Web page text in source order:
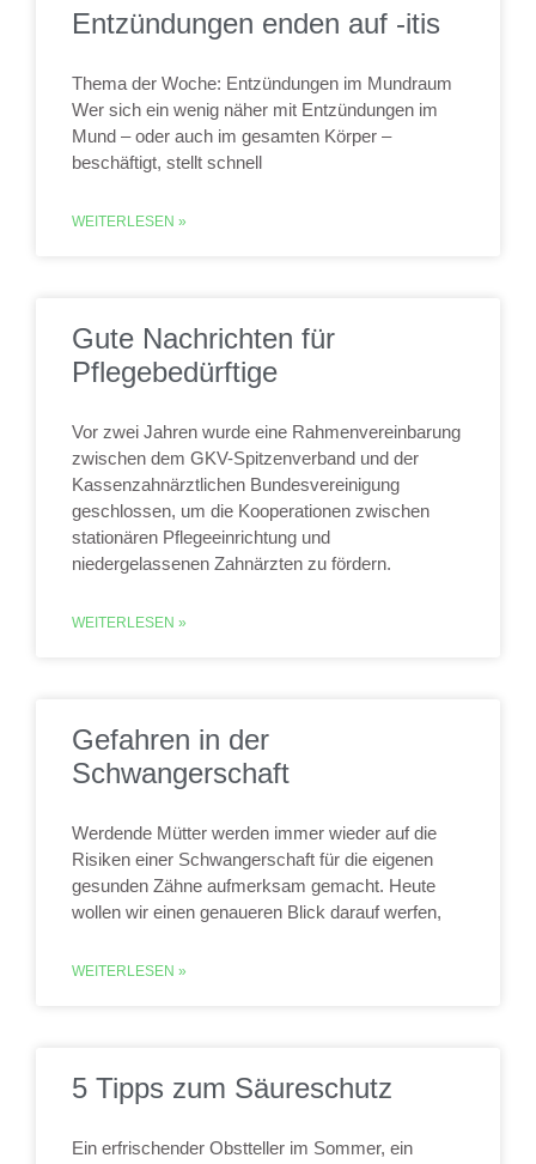
Entzündungen enden auf -itis
Thema der Woche: Entzündungen im Mundraum
Wer sich ein wenig näher mit Entzündungen im
Mund – oder auch im gesamten Körper –
beschäftigt, stellt schnell
WEITERLESEN »
Gute Nachrichten für
Pflegebedürftige
Vor zwei Jahren wurde eine Rahmenvereinbarung
zwischen dem GKV-Spitzenverband und der
Kassenzahnärztlichen Bundesvereinigung
geschlossen, um die Kooperationen zwischen
stationären Pflegeeinrichtung und
niedergelassenen Zahnärzten zu fördern.
WEITERLESEN »
Gefahren in der
Schwangerschaft
Werdende Mütter werden immer wieder auf die
Risiken einer Schwangerschaft für die eigenen
gesunden Zähne aufmerksam gemacht. Heute
wollen wir einen genaueren Blick darauf werfen,
WEITERLESEN »
5 Tipps zum Säureschutz
Ein erfrischender Obstteller im Sommer, ein